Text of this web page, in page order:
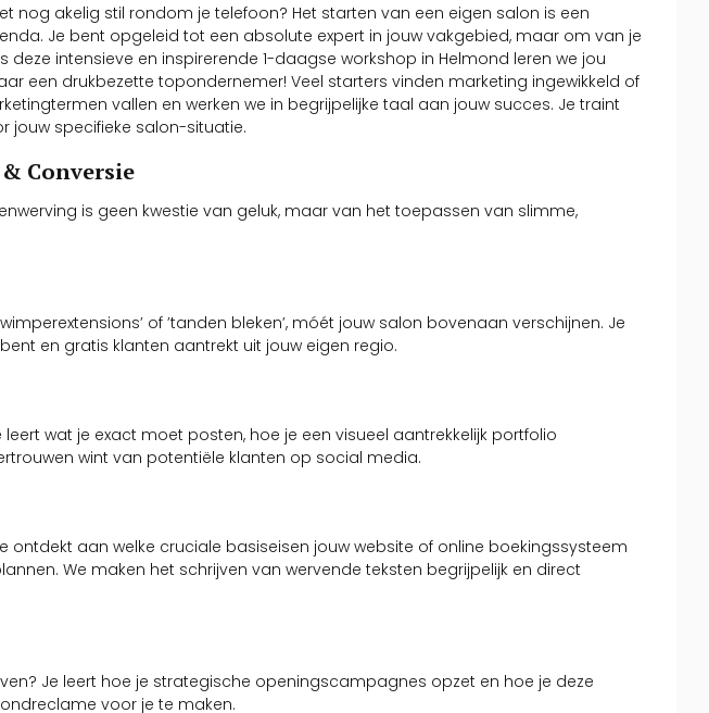
nog akelig stil rondom je telefoon? Het starten van een eigen salon is een
Je bent opgeleid tot een absolute expert in jouw vakgebied, maar om van je
intensieve en inspirerende 1-daagse workshop in Helmond leren we jou
een drukbezette topondernemer! Veel starters vinden marketing ingewikkeld of
vallen en werken we in begrijpelijke taal aan jouw succes. Je traint
jouw specifieke salon-situatie.
Conversie
is geen kwestie van geluk, maar van het toepassen van slimme,
of ’tanden bleken’, móét jouw salon bovenaan verschijnen. Je
en gratis klanten aantrekt uit jouw eigen regio.
wat je exact moet posten, hoe je een visueel aantrekkelijk portfolio
wint van potentiële klanten op social media.
aan welke cruciale basiseisen jouw website of online boekingssysteem
We maken het schrijven van wervende teksten begrijpelijk en direct
Je leert hoe je strategische openingscampagnes opzet en hoe je deze
voor je te maken.